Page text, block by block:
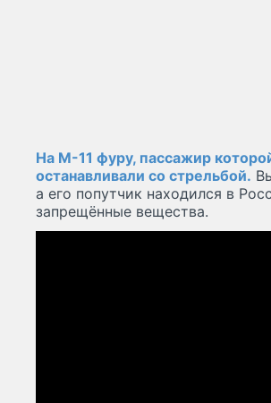
На М-11 фуру, пассажир
останавливали со стрельбой.
а его попутчик находился в
запрещённые вещества.